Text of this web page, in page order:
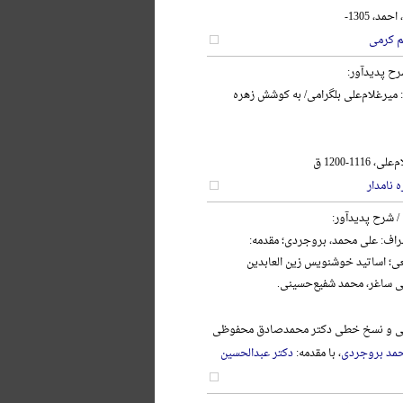
1305-
کرمی
پدیدآور:
میرغلام‌علی بلگرامی/ به کوشش زهره
1200 ق
نامدار
/ شرح پدیدآور:
علی محمد، بروجردی؛ مقدمه:
اساتید خوشنویس زین العابدین
ساغر، محمد شفیع‌حسینی.
و نسخ خطی دکتر محمدصادق محفوظی
بروجردی، با مقدمه:دکتر عبدالحسین